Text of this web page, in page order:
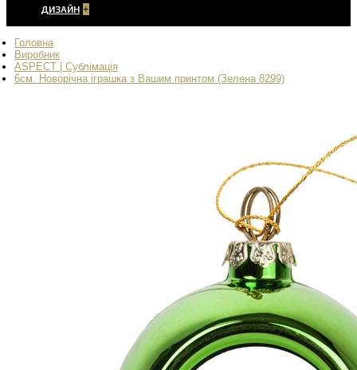
ДИЗАЙН +
Головна
Виробник
ASPECT | Сублімація
6см. Новорічна іграшка з Вашим принтом (Зелена 8299)